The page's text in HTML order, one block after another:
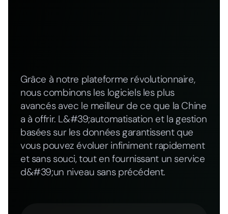
Grâce à notre plateforme révolutionnaire,
nous combinons les logiciels les plus
avancés avec le meilleur de ce que la Chine
a à offrir. L&#39;automatisation et la gestion
basées sur les données garantissent que
vous pouvez évoluer infiniment rapidement
et sans souci, tout en fournissant un service
d&#39;un niveau sans précédent.